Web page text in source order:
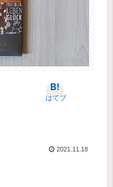
はてブ
2021.11.18